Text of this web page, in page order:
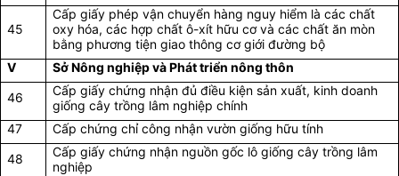
45
Cấp giấy phép vận chuyển hàng nguy hiểm là các chất
oxy hóa, các hợp chất ô-xít hữu cơ và các chất ăn mòn
bằng phương tiện giao thông cơ giới đường bộ
V
Sở Nông nghiệp và Phát triển nông thôn
46
Cấp giấy chứng nhận đủ điều kiện sản xuất, kinh doanh
giống cây trồng lâm nghiệp chính
47
Cấp chứng chỉ công nhận vườn giống hữu tính
48
Cấp giấy chứng nhận nguồn gốc lô giống cây trồng lâm
nghiệp